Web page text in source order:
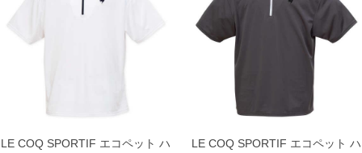
連絡させて頂きますので予めご了承ください。
LE COQ SPORTIF エコペット ハ LE COQ SPORTIF エコペット ハ